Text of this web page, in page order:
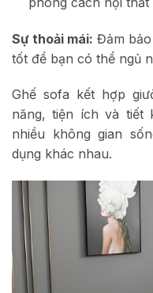
Sự thoải mái: Đảm
tốt để bạn có thể ngủ
Ghế sofa kết hợp
năng, tiện ích và tiết
nhiều không gian
dụng khác nhau.